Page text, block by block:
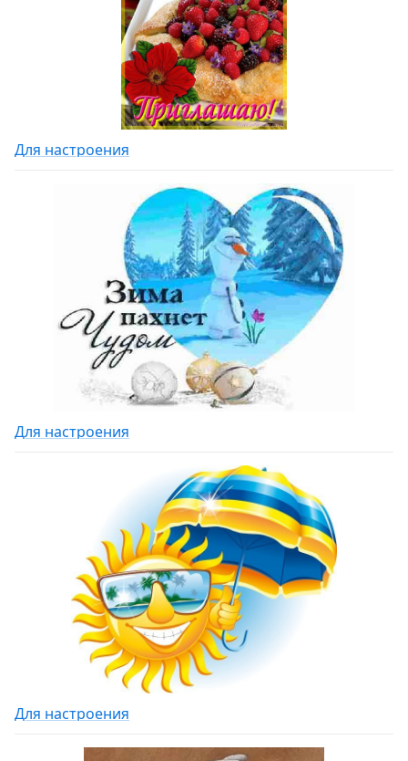
Для настроения
Для настроения
Для настроения